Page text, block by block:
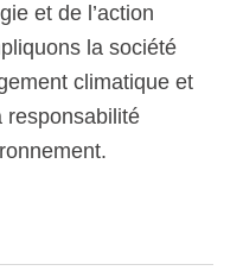
et de l’action
la société
climatique et
responsabilité